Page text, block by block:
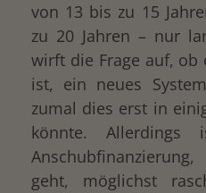
von 13 bis zu 15
zu 20 Jahren – nur
wirft die Frage auf, ob
ist, ein neues
zumal dies erst in
könnte.
geht, möglichst